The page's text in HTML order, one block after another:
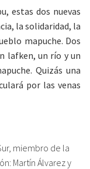
estas dos nuevas
la solidaridad, la
mapuche. Dos
lafken, un río y un
Quizás una
por las venas
miembro de la
Martín Álvarez y